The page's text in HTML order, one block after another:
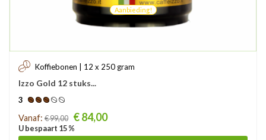
Aanbieding!
Koffiebonen | 12 x 250 gram
Izzo Gold 12 stuks...
3
Prijs
Vanaf: € 99,00 € 84,00
U bespaart 15 %